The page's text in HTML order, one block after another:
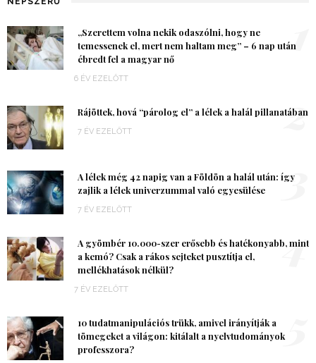
„Szerettem volna nekik odaszólni, hogy ne
temessenek el, mert nem haltam meg” – 6 nap után
ébredt fel a magyar nő
6 ÉV EZELŐTT
1
Rájöttek, hová “párolog el” a lélek a halál pillanatában
7 ÉV EZELŐTT 2
A lélek még 42 napig van a Földön a halál után: így
zajlik a lélek univerzummal való egyesülése
7 ÉV EZELŐTT
3
A gyömbér 10.000-szer erősebb és hatékonyabb, mint
a kemó? Csak a rákos sejteket pusztítja el,
mellékhatások nélkül?
7 ÉV EZELŐTT
4
10 tudatmanipulációs trükk, amivel irányítják a
tömegeket a világon: kitálalt a nyelvtudományok
professzora?